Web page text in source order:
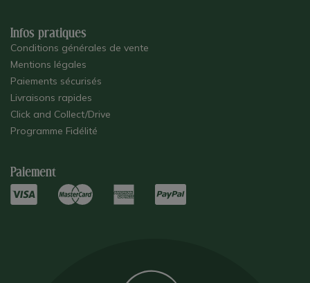
Infos pratiques
Conditions générales de vente
Mentions légales
Paiements sécurisés
Livraisons rapides
Click and Collect/Drive
Programme Fidélité
Paiement